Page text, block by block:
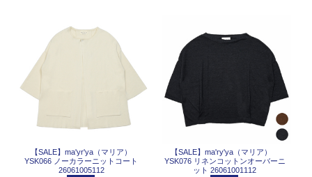
【SALE】ma'yr'ya（マリア）
YSK066 ノーカラーニットコート
26061005112
【SALE】 ma'ry'ya（マリア）
YSK076 リネンコットンオーバーニ
ット 26061001112